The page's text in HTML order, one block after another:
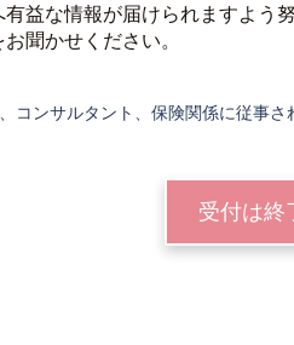
益な情報が届けられますよう
聞かせください。
コンサルタント、保険関係に従事さ
受付は終